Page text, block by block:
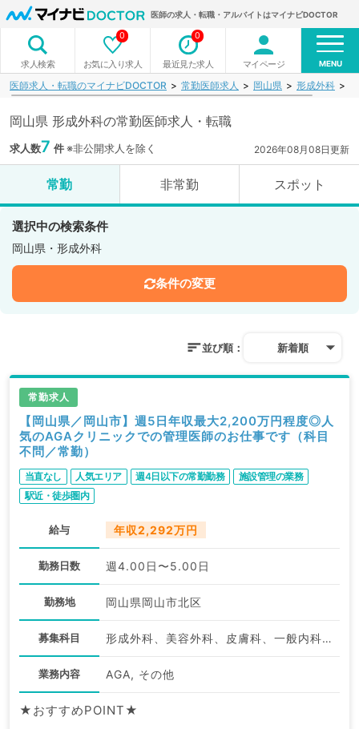
医師の求人・転職・アルバイトはマイナビDOCTOR
求人検索 お気に入り求人
0
最近見た求人
0
マイページ MENU
医師求人・転職のマイナビDOCTOR 常勤医師求人 岡山県 形成外科
岡山県 形成外科の常勤医師求人・転職
求人数7 件※非公開求人を除く 2026年08月08日更新
常勤 非常勤 スポット
選択中の検索条件
岡山県・形成外科
条件の変更
並び順： 新着順
常勤求人
【岡山県／岡山市】週5日年収最大2,200万円程度◎人
気のAGAクリニックでの管理医師のお仕事です（科目
不問／常勤）
当直なし 人気エリア 週4日以下の常勤勤務
施設管理の業務
駅近・徒歩圏内
給与 年収2,292万円
勤務日数 週4.00日〜5.00日
勤務地 岡山県岡山市北区
募集科目 形成外科、美容外科、皮膚科、一般内科、外科系全般、一般外科、美容皮膚科、科目不問
業務内容 AGA, その他
★おすすめPOINT★